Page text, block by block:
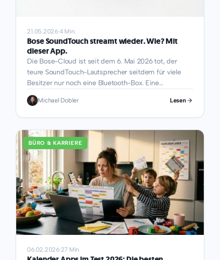
21.05.2026·4 Min.
Bose SoundTouch streamt wieder. Wie? Mit
dieser App.
Die Bose-Cloud ist seit dem 6. Mai 2026 tot, der
teure SoundTouch-Lautsprecher seitdem für viele
Besitzer nur noch eine Bluetooth-Box. Eine
Drittanbieter-App namens Bosman...
Michael Dobler Lesen
BÜRO & KARRIERE
06.02.2026·27 Min.